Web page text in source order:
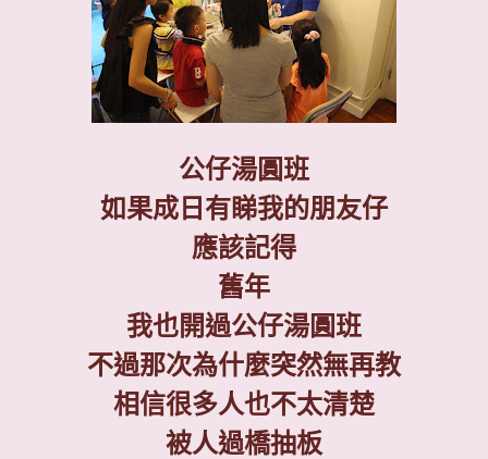
公仔湯圓班
如果成日有睇我的朋友仔
應該記得
舊年
我也開過公仔湯圓班
不過那次為什麼突然無再教
相信很多人也不太清楚
被人過橋抽板